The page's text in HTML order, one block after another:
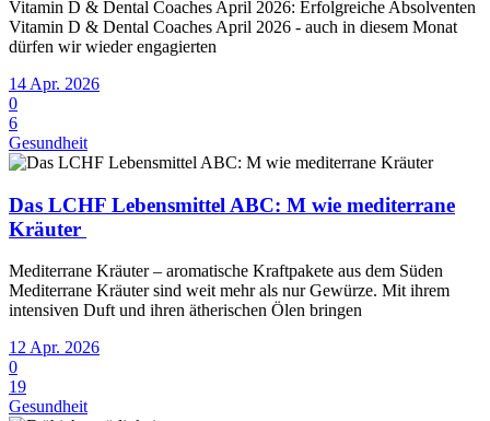
Vitamin D & Dental Coaches April 2026: Erfolgreiche Absolventen
Vitamin D & Dental Coaches April 2026 - auch in diesem Monat
dürfen wir wieder engagierten
14 Apr. 2026
0
6
Gesundheit
Das LCHF Lebensmittel ABC: M wie mediterrane
Kräuter
Mediterrane Kräuter – aromatische Kraftpakete aus dem Süden
Mediterrane Kräuter sind weit mehr als nur Gewürze. Mit ihrem
intensiven Duft und ihren ätherischen Ölen bringen
12 Apr. 2026
0
19
Gesundheit